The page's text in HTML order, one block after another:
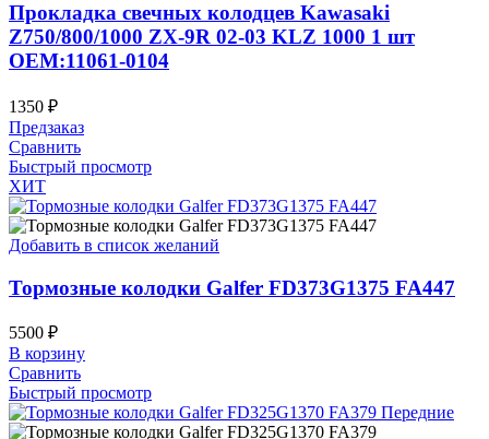
Прокладка свечных колодцев Kawasaki
Z750/800/1000 ZX-9R 02-03 KLZ 1000 1 шт
OEM:11061-0104
1350 ₽
Предзаказ
Сравнить
Быстрый просмотр
ХИТ
Добавить в список желаний
Тормозные колодки Galfer FD373G1375 FA447
5500 ₽
В корзину
Сравнить
Быстрый просмотр